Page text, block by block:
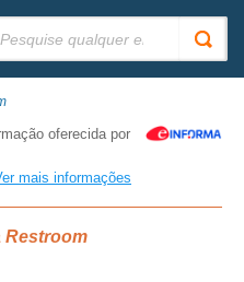
oferecida por
mais informações
Restroom